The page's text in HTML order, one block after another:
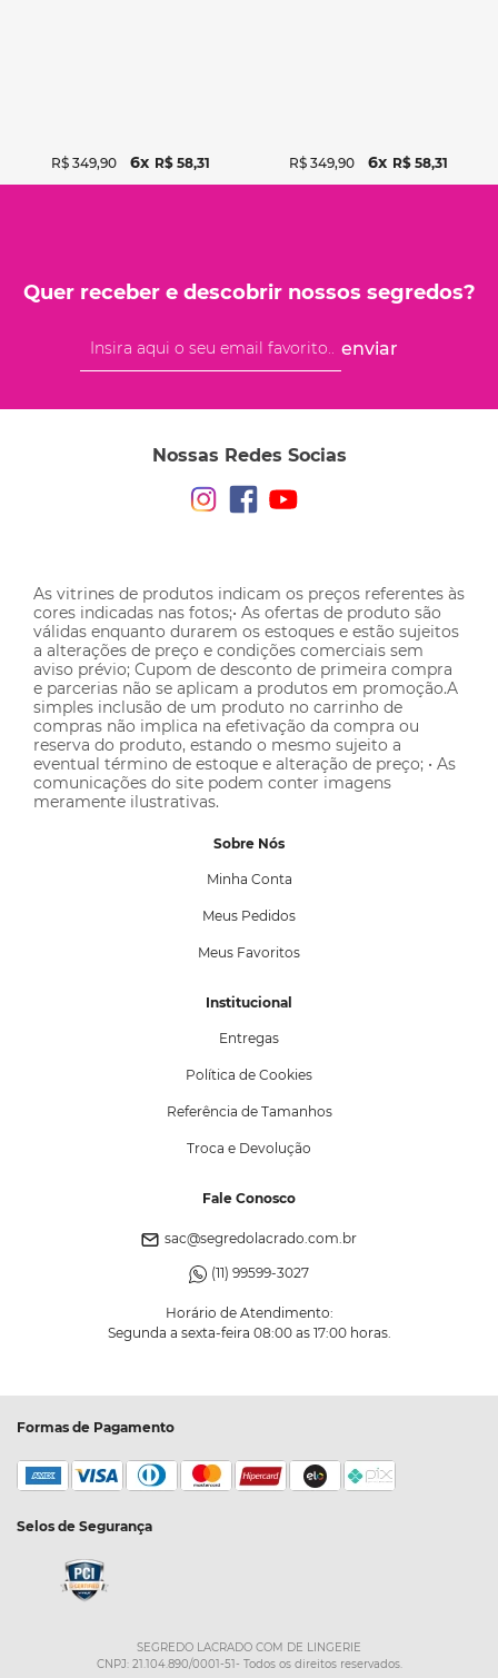
R$ 349,90 6 R$ 58,31 R$ 349,90 6 R$ 58,31
Quer receber e descobrir nossos segredos?
enviar
Nossas Redes Socias
As vitrines de produtos indicam os preços referentes às
cores indicadas nas fotos;• As ofertas de produto são
válidas enquanto durarem os estoques e estão sujeitos
a alterações de preço e condições comerciais sem
aviso prévio; Cupom de desconto de primeira compra
e parcerias não se aplicam a produtos em promoção.A
simples inclusão de um produto no carrinho de
compras não implica na efetivação da compra ou
reserva do produto, estando o mesmo sujeito a
eventual término de estoque e alteração de preço; • As
comunicações do site podem conter imagens
meramente ilustrativas.
Sobre Nós
Minha Conta
Meus Pedidos
Meus Favoritos
Institucional
Entregas
Política de Cookies
Referência de Tamanhos
Troca e Devolução
Fale Conosco
sac@segredolacrado.com.br
(11) 99599-3027
Horário de Atendimento:
Segunda a sexta-feira 08:00 as 17:00 horas.
Formas de Pagamento
Selos de Segurança
SEGREDO LACRADO COM DE LINGERIE
CNPJ: 21.104.890/0001-51- Todos os direitos reservados.